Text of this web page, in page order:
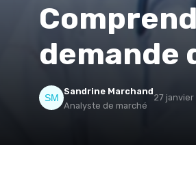
demande
Sandrine Marchand
Analyste de marché
27